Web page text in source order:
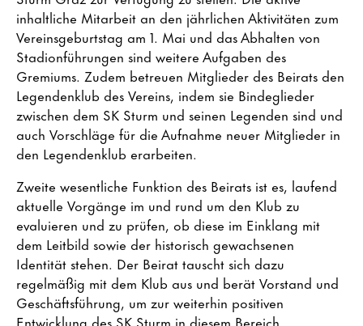
inhaltliche Mitarbeit an den jährlichen Aktivitäten zum
Vereinsgeburtstag am 1. Mai und das Abhalten von
Stadionführungen sind weitere Aufgaben des
Gremiums. Zudem betreuen Mitglieder des Beirats den
Legendenklub des Vereins, indem sie Bindeglieder
zwischen dem SK Sturm und seinen Legenden sind und
auch Vorschläge für die Aufnahme neuer Mitglieder in
den Legendenklub erarbeiten.
Zweite wesentliche Funktion des Beirats ist es, laufend
aktuelle Vorgänge im und rund um den Klub zu
evaluieren und zu prüfen, ob diese im Einklang mit
dem Leitbild sowie der historisch gewachsenen
Identität stehen. Der Beirat tauscht sich dazu
regelmäßig mit dem Klub aus und berät Vorstand und
Geschäftsführung, um zur weiterhin positiven
Entwicklung des SK Sturm in diesem Bereich